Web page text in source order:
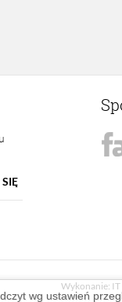
Wykonanie: IT
wg ustawień